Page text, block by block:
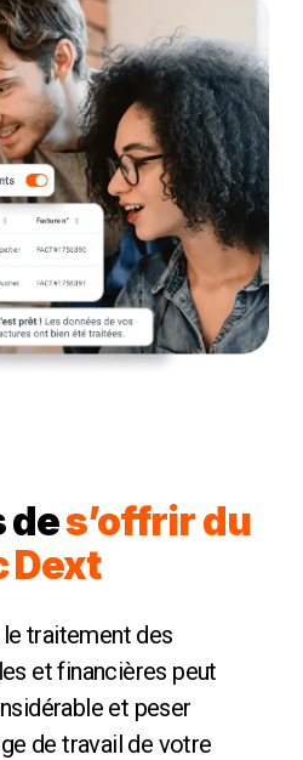
des’offrir du
Dext
traitement des
et financières peut
et peser
de travail de votre